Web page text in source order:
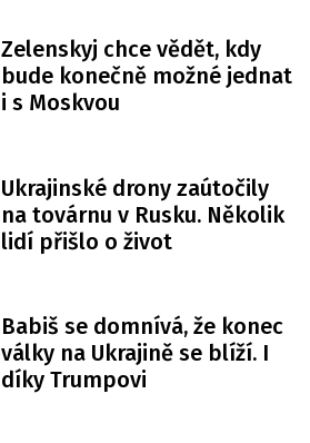
Zelenskyj chce vědět, kdy
bude konečně možné jednat
i s Moskvou
Ukrajinské drony zaútočily
na továrnu v Rusku. Několik
lidí přišlo o život
Babiš se domnívá, že konec
války na Ukrajině se blíží. I
díky Trumpovi